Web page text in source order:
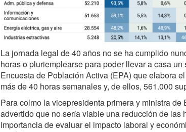
La jornada legal de 40 años no se ha cumplido
horas o pluriemplearse para poder llevar a casa
Encuesta de Población Activa (EPA) que elabora
más de 40 horas semanales y, de ellos, 561.000
Para colmo la vicepresidenta primera y ministra
advertido que no sería viable una reducción de
importancia de evaluar el impacto laboral y